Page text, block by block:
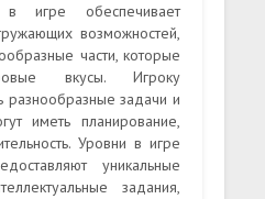
игре обеспечивает
возможностей,
части, которые
вкусы. Игроку
разнообразные задачи и
иметь планирование,
Уровни в игре
уникальные
задания,